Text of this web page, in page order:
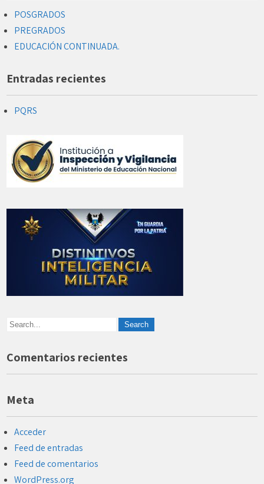
POSGRADOS
PREGRADOS
EDUCACIÓN CONTINUADA.
Entradas recientes
PQRS
Comentarios recientes
Meta
Acceder
Feed de entradas
Feed de comentarios
WordPress.org